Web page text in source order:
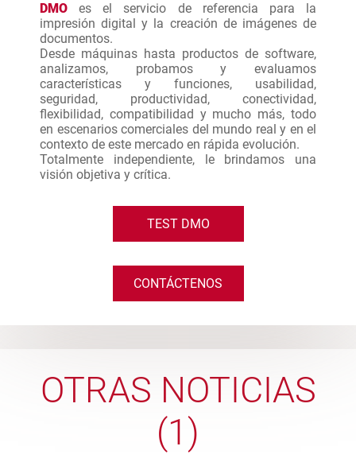
DMO es el servicio de referencia para la
impresión digital y la creación de imágenes de
documentos.
Desde máquinas hasta productos de software,
analizamos, probamos y evaluamos
características y funciones, usabilidad,
seguridad, productividad, conectividad,
flexibilidad, compatibilidad y mucho más, todo
en escenarios comerciales del mundo real y en el
contexto de este mercado en rápida evolución.
Totalmente independiente, le brindamos una
visión objetiva y crítica.
TEST DMO
CONTÁCTENOS
OTRAS NOTICIAS
(1)